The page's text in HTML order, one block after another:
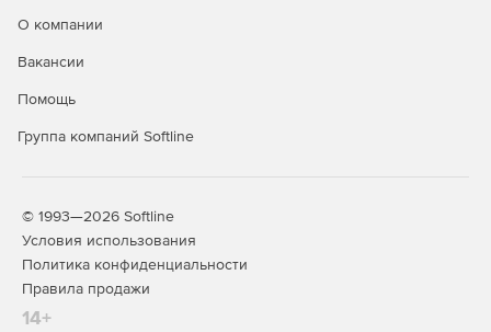
Сертификация ФСТЭК России – актуально для
Простота развертывания и
Установка по принципу «далее – завершить» с
едиными дистрибутивами.
Автоматическое обнаружение хостов и установка
О компании
Вакансии
Помощь
Группа компаний Softline
© 1993—2026 Softline
Условия использования
Политика конфиденциальности
Правила продажи
14+